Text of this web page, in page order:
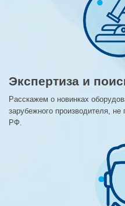
Экспертиза и
Расскажем о новинках
зарубежного производителя, не
РФ.